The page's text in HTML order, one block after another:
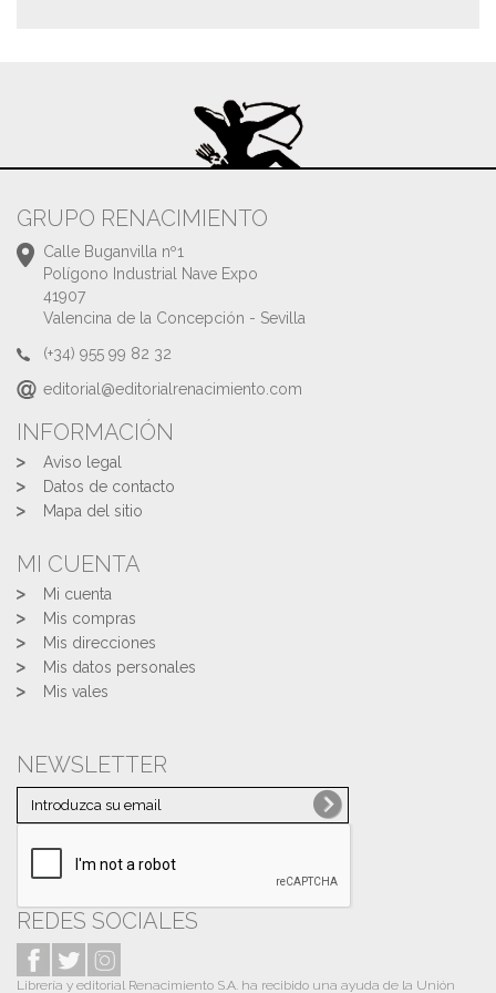
GRUPO RENACIMIENTO
Calle Buganvilla nº1
Polígono Industrial Nave Expo
41907
Valencina de la Concepción - Sevilla
(+34) 955 99 82 32
editorial@editorialrenacimiento.com
INFORMACIÓN
Aviso legal
Datos de contacto
Mapa del sitio
MI CUENTA
Mi cuenta
Mis compras
Mis direcciones
Mis datos personales
Mis vales
NEWSLETTER
REDES SOCIALES
Librería y editorial Renacimiento S.A. ha recibido una ayuda de la Unión